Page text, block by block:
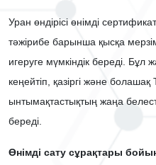
Уран өндірісі өнімді
тәжірибе барынша қысқа
игеруге мүмкіндік береді. Бұл
кеңейтіп, қазіргі және
ынтымақтастықтың жаңа
береді.
Өнімді сату сұрақтары